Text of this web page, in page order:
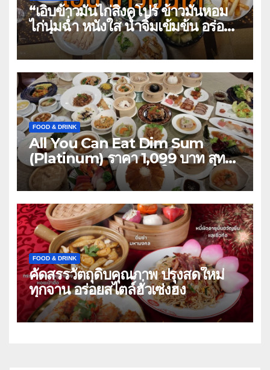
“เอิบข้าวมันไก่สิงคโปร์ ข้าวมันหอม
ไก่นุ่มฉ่ำ หนังใส น้ำจิ้มเข้มข้น อร่อย
เอิบทุกคำ”
FOOD & DRINK
All You Can Eat Dim Sum
(Platinum) ราคา 1,099 บาท สุทธิ
ต่ออท่าน มีแบบ 3 ราคาให้เลือก ห้อง
อาหารจีน The Mulberry
Chinese Cuisine ที่ โรงแรมเดอะ
เบอร์เคลีย์ ประตูน้ำ The Berkeley
Hotel Pratunam
FOOD & DRINK
คัดสรรวัตถุดิบคุณภาพ ปรุงสดใหม่
ทุกจาน อร่อยสไตล์ฮั่วเซ่งฮง